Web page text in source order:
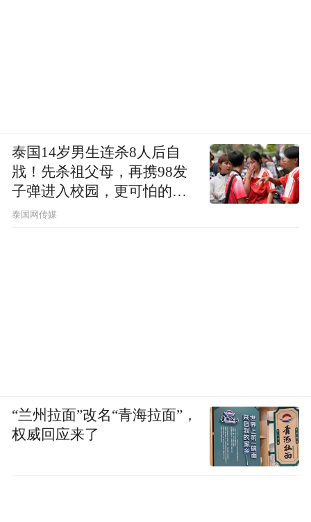
泰国14岁男生连杀8人后自
戕！先杀祖父母，再携98发
子弹进入校园，更可怕的细
节公布了
泰国网传媒
“兰州拉面”改名“青海拉面”，
权威回应来了